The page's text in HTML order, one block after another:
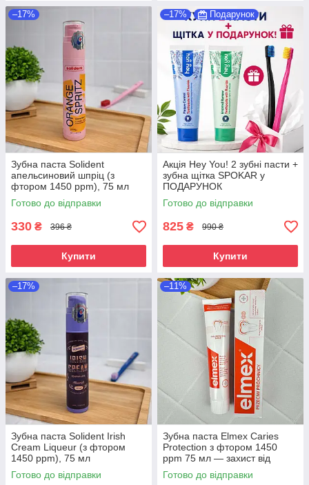
–17%
Зубна паста Solident
апельсиновий шпріц (з
фтором 1450 ppm), 75 мл
Готово до відправки
330 ₴ 396 ₴
Купити
–17% Подарунок
Акція Hey You! 2 зубні пасти +
зубна щітка SPOKAR у
ПОДАРУНОК
Готово до відправки
825 ₴ 990 ₴
Купити
–17%
Зубна паста Solident Irish
Cream Liqueur (з фтором
1450 ppm), 75 мл
Готово до відправки
–11%
Зубна паста Elmex Caries
Protection з фтором 1450
ppm 75 мл — захист від
карієсу та зміцнення емалі
Готово до відправки